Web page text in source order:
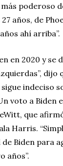
poderoso
años, de
ahí arriba”.
en 2020 y se
dijo
indeciso
voto a Biden
que
Harris.
Biden para
años”.